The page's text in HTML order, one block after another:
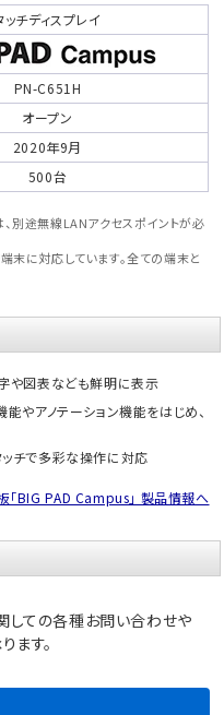
ッチディスプレイ
PN-C651H
オープン
2020年9月
500台
、別途無線LANアクセスポイントが必
に対応しています。全ての端末と
や図表なども鮮明に表示
やアノテーション機能をはじめ、
チで多彩な操作に対応
「BIG PAD Campus」 製品情報へ
ての各種お問い合わせや
ます。